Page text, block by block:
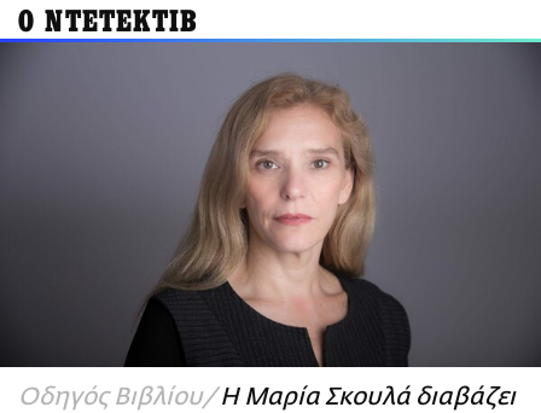
ΜΙΚΡΟΠΡΑΓΜΑΤΑ
Plus
Ο ΝΤΕΤΕΚΤΙΒ
Οδηγός Βιβλίου Η Μαρία Σκουλά διαβάζει